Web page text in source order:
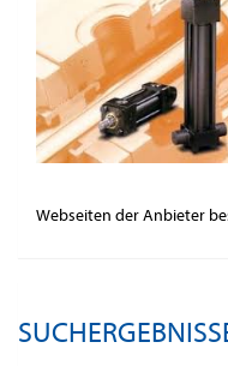
Webseiten der Anbieter